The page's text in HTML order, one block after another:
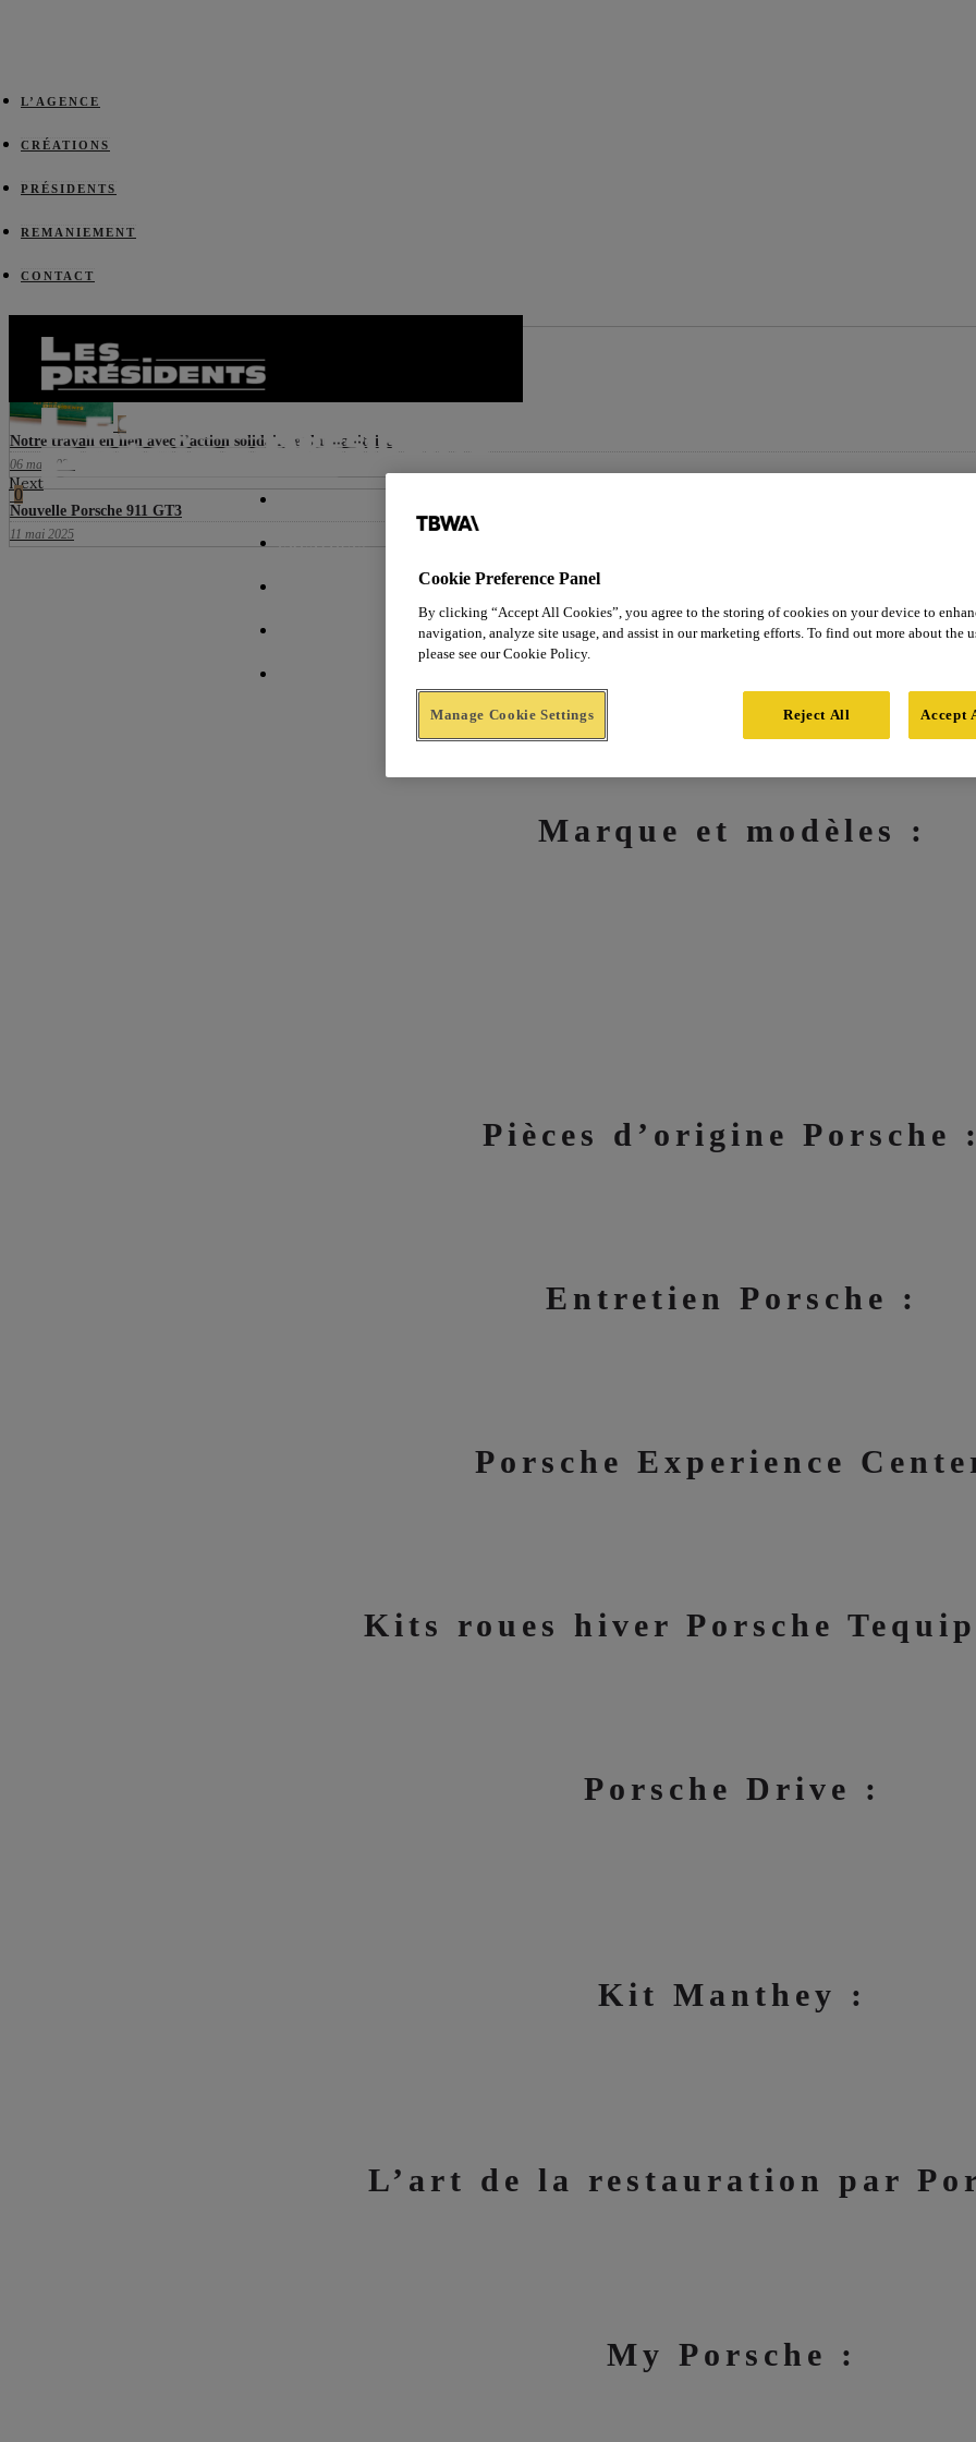
L’AGENCE
CRÉATIONS
PRÉSIDENTS
REMANIEMENT
CONTACT
CRÉATIONS
Prev
0
Notre travail en lien avec l’action solidaire et humanitaire
06 mai 2025
Next
0
Nouvelle Porsche 911 GT3
11 mai 2025
L’électricité par Porsche
Marque et modèles :
Pièces d’origine Porsche
Entretien Porsche :
Porsche Experience
Kits roues hiver Porsche
Porsche Drive :
Kit Manthey :
L’art de la restauration par
My Porsche :
Cookie Preference Panel
By clicking “Accept All Cookies”, you agree to the storing of cookies on your device to
navigation, analyze site usage, and assist in our marketing efforts. To find out more about the
please see our Cookie Policy.
Reject All Accept
Manage Cookie Settings